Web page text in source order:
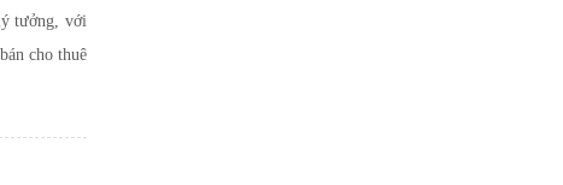
tưởng, với
cho thuê